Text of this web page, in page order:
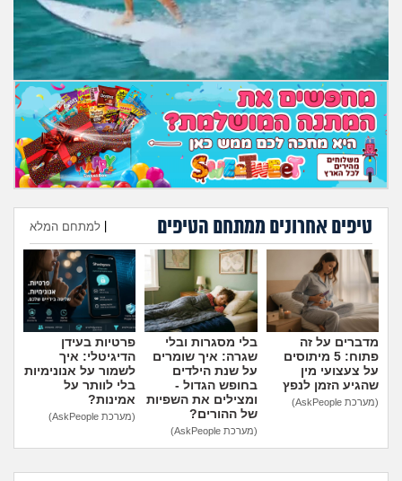
טיפים אחרונים ממתחם הטיפים למתחם המלא
הוספת טיפ
מדברים על זה
פתוח: 5 מיתוסים
על צעצועי מין
שהגיע הזמן לנפץ
(מערכת AskPeople)
בלי מסגרות ובלי
שגרה: איך שומרים
על שנת הילדים
בחופש הגדול -
ומצילים את השפיות
של ההורים?
(מערכת AskPeople)
פרטיות בעידן
הדיגיטלי: איך
לשמור על אנונימיות
בלי לוותר על
אמינות?
(מערכת AskPeople)